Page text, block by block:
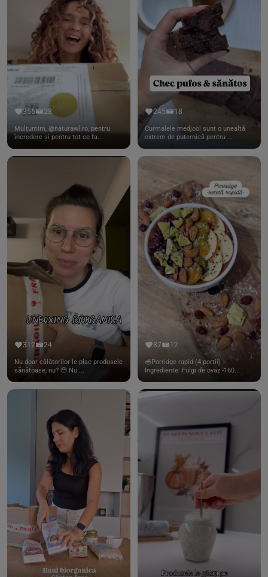
356 28
Mulțumim, @naturawl.ro, pentru
încredere și pentru tot ce fa...
245 18
Curmalele medjool sunt o unealtă
extrem de puternică pentru ...
312 24
Nu doar călătorilor le plac produsele
sănătoase, nu? 🥹 Nu ...
87 12
🥣Porridge rapid (4 portii)
Ingrediente: Fulgi de ovaz -160...